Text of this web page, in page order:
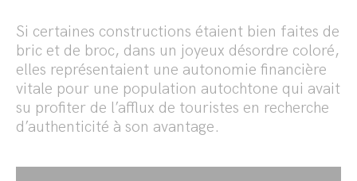
Si certaines constructions étaient bien faites de
bric et de broc, dans un joyeux désordre coloré,
elles représentaient une autonomie financière
vitale pour une population autochtone qui avait
su profiter de l’afflux de touristes en recherche
d’authenticité à son avantage.